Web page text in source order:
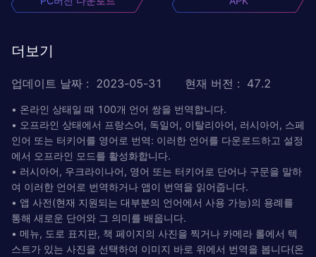
더보기
업데이트 날짜 : 2023-05-31 현재 버전 : 47.2
• 온라인 상태일 때 100개 언어 쌍을 번역합니다.
• 오프라인 상태에서 프랑스어, 독일어, 이탈리아어, 러시아어, 스페
인어 또는 터키어를 영어로 번역: 이러한 언어를 다운로드하고 설정
에서 오프라인 모드를 활성화합니다.
• 러시아어, 우크라이나어, 영어 또는 터키어로 단어나 구문을 말하
여 이러한 언어로 번역하거나 앱이 번역을 읽어줍니다.
• 앱 사전(현재 지원되는 대부분의 언어에서 사용 가능)의 용례를
통해 새로운 단어와 그 의미를 배웁니다.
• 메뉴, 도로 표지판, 책 페이지의 사진을 찍거나 카메라 롤에서 텍
스트가 있는 사진을 선택하여 이미지 바로 위에서 번역을 봅니다(온